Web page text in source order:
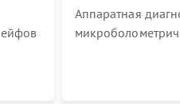
от
Аппаратная
обработки